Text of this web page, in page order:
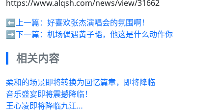
https://www.alqsh.com/news/view/31662
⬅️上一篇： 好喜欢张杰演唱会的氛围啊！
➡️下一篇： 机场偶遇黄子韬，他这是什么动作你
相关内容
柔和的场景即将转换为回忆篇章，即将降临
音乐盛宴即将震撼降临！
王心凌即将降临九江…